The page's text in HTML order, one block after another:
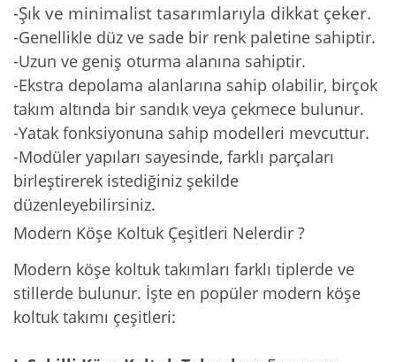
-Şık ve minimalist tasarımlarıyla dikkat çeker.
-Genellikle düz ve sade bir renk paletine sahiptir.
-Uzun ve geniş oturma alanına sahiptir.
-Ekstra depolama alanlarına sahip olabilir, birçok
takım altında bir sandık veya çekmece bulunur.
-Yatak fonksiyonuna sahip modelleri mevcuttur.
-Modüler yapıları sayesinde, farklı parçaları
birleştirerek istediğiniz şekilde
düzenleyebilirsiniz.
Modern Köşe Koltuk Çeşitleri Nelerdir ?
Modern köşe koltuk takımları farklı tiplerde ve
stillerde bulunur. İşte en popüler modern köşe
koltuk takımı çeşitleri: